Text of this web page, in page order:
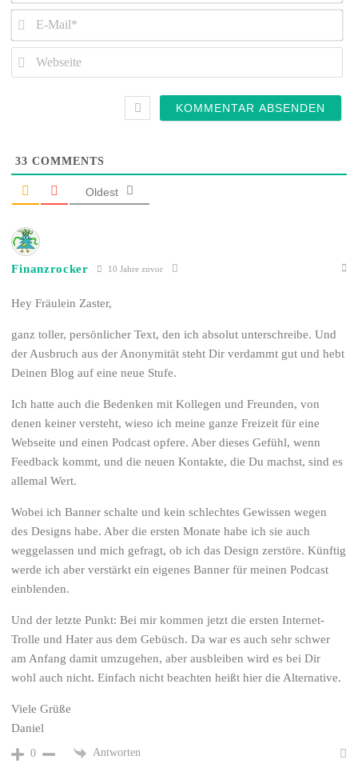
Name*
E-
Mail*
33 COMMENTS
Oldest
Finanzrocker 10 Jahre zuvor
Hey Fräulein Zaster,
ganz toller, persönlicher Text, den ich absolut unterschreibe. Und
der Ausbruch aus der Anonymität steht Dir verdammt gut und hebt
Deinen Blog auf eine neue Stufe.
Ich hatte auch die Bedenken mit Kollegen und Freunden, von
denen keiner versteht, wieso ich meine ganze Freizeit für eine
Webseite und einen Podcast opfere. Aber dieses Gefühl, wenn
Feedback kommt, und die neuen Kontakte, die Du machst, sind es
allemal Wert.
Wobei ich Banner schalte und kein schlechtes Gewissen wegen
des Designs habe. Aber die ersten Monate habe ich sie auch
weggelassen und mich gefragt, ob ich das Design zerstöre. Künftig
werde ich aber verstärkt ein eigenes Banner für meinen Podcast
einblenden.
Und der letzte Punkt: Bei mir kommen jetzt die ersten Internet-
Trolle und Hater aus dem Gebüsch. Da war es auch sehr schwer
am Anfang damit umzugehen, aber ausbleiben wird es bei Dir
wohl auch nicht. Einfach nicht beachten heißt hier die Alternative.
Viele Grüße
Daniel
0 Antworten